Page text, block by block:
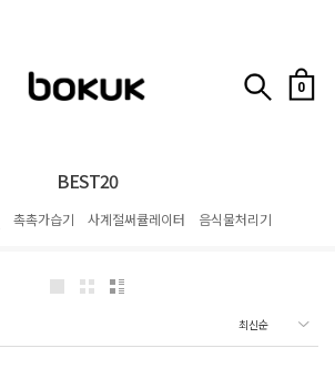
0
BEST20
촉촉가습기 사계절써큘레이터 음식물처리기